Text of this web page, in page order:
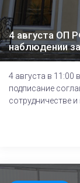
4 августа ОП
наблюдении
4 августа в 11:00
подписание
сотрудничестве и